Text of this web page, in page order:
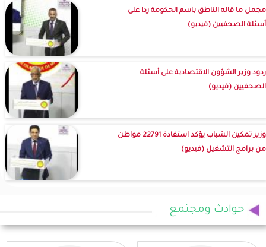
مجمل ما قاله الناطق باسم الحكومة ردا على
أسئلة الصحفيين (فيديو)
ردود وزير الشؤون الاقتصادية على أسئلة
الصحفيين (فيديو)
وزير تمكين الشباب يؤكد استفادة 22791 مواطن
من برامج التشغيل (فيديو)
حوادث ومجتمع